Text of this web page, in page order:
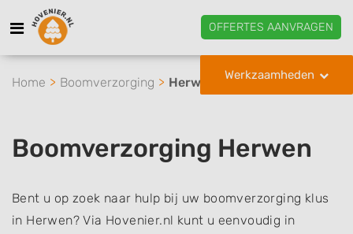
OFFERTES AANVRAGEN
Werkzaamheden
Home Boomverzorging Herwen
Boomverzorging Herwen
Bent u op zoek naar hulp bij uw boomverzorging klus
in Herwen? Via Hovenier.nl kunt u eenvoudig in